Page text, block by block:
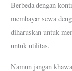
Berbeda dengan
membayar sewa
diharuskan untuk
untuk utilitas.
Namun jangan